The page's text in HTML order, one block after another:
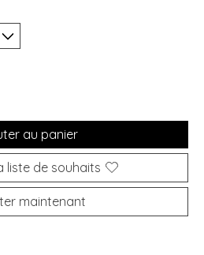
au panier
liste de souhaits
maintenant